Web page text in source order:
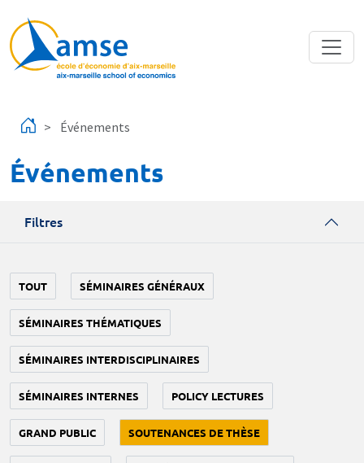
Événements
Événements
Filtres
TOUT SÉMINAIRES GÉNÉRAUX
SÉMINAIRES THÉMATIQUES
SÉMINAIRES INTERDISCIPLINAIRES
SÉMINAIRES INTERNES POLICY LECTURES
GRAND PUBLIC SOUTENANCES DE THÈSE